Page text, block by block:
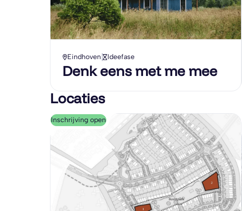
Eindhoven Ideefase
Denk eens met me mee
Locaties
Inschrijving open